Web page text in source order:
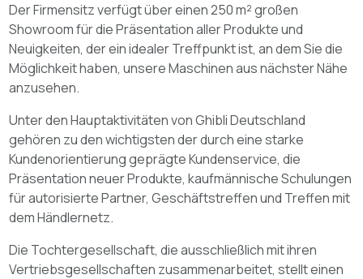
Der Firmensitz verfügt über einen 250 m² großen
Showroom für die Präsentation aller Produkte und
Neuigkeiten, der ein idealer Treffpunkt ist, an dem Sie die
Möglichkeit haben, unsere Maschinen aus nächster Nähe
anzusehen.
Unter den Hauptaktivitäten von Ghibli Deutschland
gehören zu den wichtigsten der durch eine starke
Kundenorientierung geprägte Kundenservice, die
Präsentation neuer Produkte, kaufmännische Schulungen
für autorisierte Partner, Geschäftstreffen und Treffen mit
dem Händlernetz.
Die Tochtergesellschaft, die ausschließlich mit ihren
Vertriebsgesellschaften zusammenarbeitet, stellt einen